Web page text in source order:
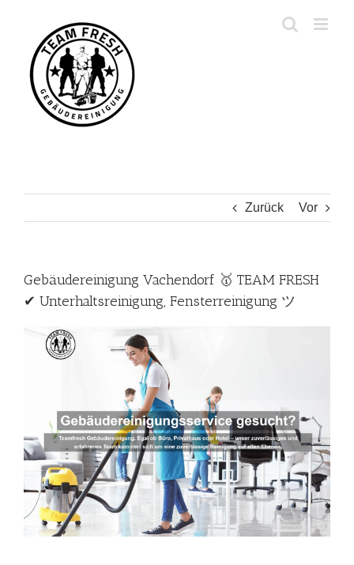
springen
Zurück Vor
Gebäudereinigung Vachendorf 🥇 TEAM FRESH
✔ Unterhaltsreinigung, Fensterreinigung ツ